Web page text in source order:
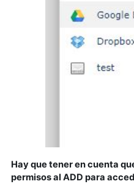
Hay que tener en cuenta
permisos al ADD para